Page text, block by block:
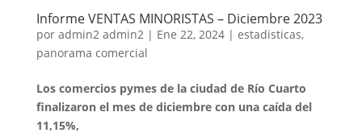
Informe VENTAS MINORISTAS – Diciembre 2023
por admin2 admin2| Ene 22, 2024| estadisticas,
panorama comercial
Los comercios pymes de la ciudad de Río Cuarto
finalizaron el mes de diciembre con una caída del
11,15%,